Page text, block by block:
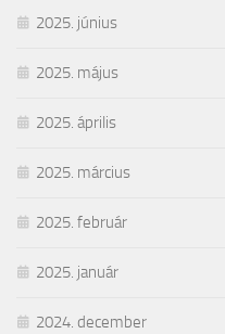
2025. június
2025. május
2025. április
2025. március
2025. február
2025. január
2024. december